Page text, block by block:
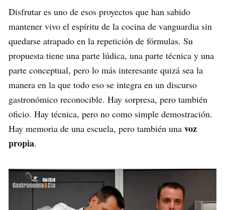
Disfrutar es uno de esos proyectos que han sabido
mantener vivo el espíritu de la cocina de vanguardia sin
quedarse atrapado en la repetición de fórmulas. Su
propuesta tiene una parte lúdica, una parte técnica y una
parte conceptual, pero lo más interesante quizá sea la
manera en la que todo eso se integra en un discurso
gastronómico reconocible. Hay sorpresa, pero también
oficio. Hay técnica, pero no como simple demostración.
Hay memoria de una escuela, pero también una voz
propia.